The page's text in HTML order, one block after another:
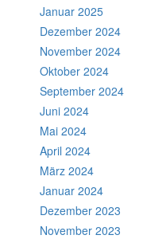
Januar 2025
Dezember 2024
November 2024
Oktober 2024
September 2024
Juni 2024
Mai 2024
April 2024
März 2024
Januar 2024
Dezember 2023
November 2023